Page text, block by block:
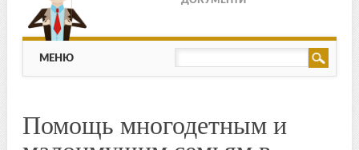
МЕНЮ
Skip to content
МЕНЮ
Помощь многодетным и